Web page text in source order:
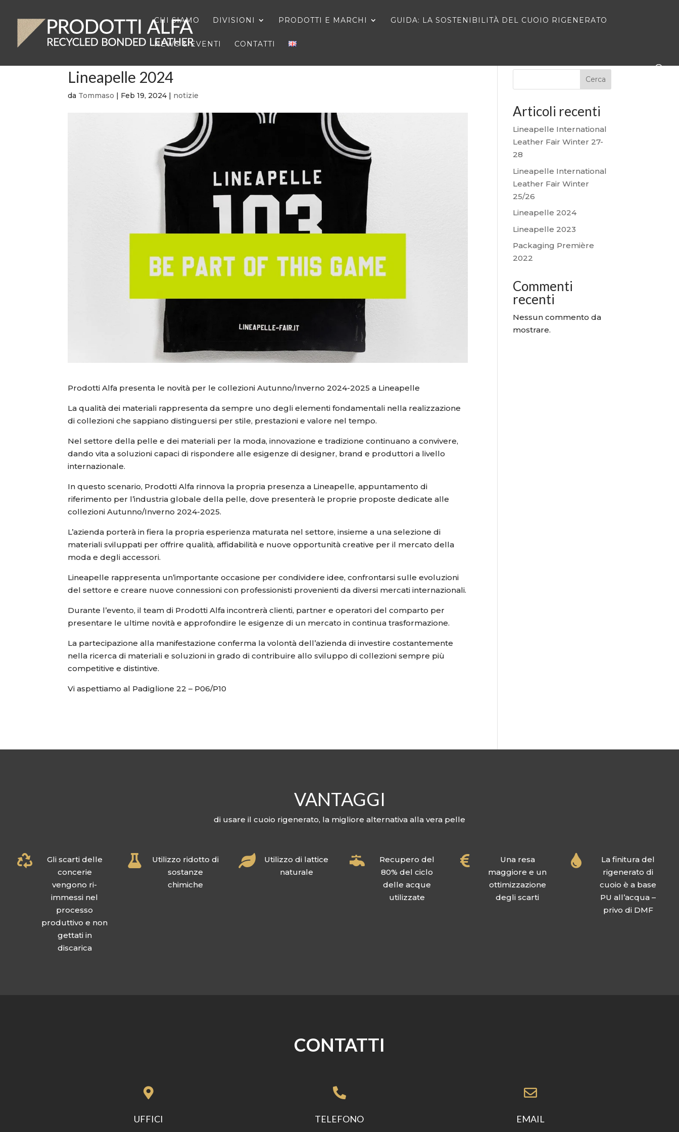
CHI SIAMO DIVISIONI PRODOTTI E MARCHI GUIDA: LA SOSTENIBILITÀ DEL CUOIO RIGENERATO
NEWS & EVENTI CONTATTI
Lineapelle 2024
da Tommaso | Feb 19, 2024 | notizie
Prodotti Alfa presenta le novità per le collezioni Autunno/Inverno 2024-2025 a Lineapelle
La qualità dei materiali rappresenta da sempre uno degli elementi fondamentali nella realizzazione
di collezioni che sappiano distinguersi per stile, prestazioni e valore nel tempo.
Nel settore della pelle e dei materiali per la moda, innovazione e tradizione continuano a convivere,
dando vita a soluzioni capaci di rispondere alle esigenze di designer, brand e produttori a livello
internazionale.
In questo scenario, Prodotti Alfa rinnova la propria presenza a Lineapelle, appuntamento di
riferimento per l’industria globale della pelle, dove presenterà le proprie proposte dedicate alle
collezioni Autunno/Inverno 2024-2025.
L’azienda porterà in fiera la propria esperienza maturata nel settore, insieme a una selezione di
materiali sviluppati per offrire qualità, affidabilità e nuove opportunità creative per il mercato della
moda e degli accessori.
Lineapelle rappresenta un’importante occasione per condividere idee, confrontarsi sulle evoluzioni
del settore e creare nuove connessioni con professionisti provenienti da diversi mercati internazionali.
Durante l’evento, il team di Prodotti Alfa incontrerà clienti, partner e operatori del comparto per
presentare le ultime novità e approfondire le esigenze di un mercato in continua trasformazione.
La partecipazione alla manifestazione conferma la volontà dell’azienda di investire costantemente
nella ricerca di materiali e soluzioni in grado di contribuire allo sviluppo di collezioni sempre più
competitive e distintive.
Vi aspettiamo al Padiglione 22 – P06/P10
Cerca
Articoli recenti
Lineapelle International
Leather Fair Winter 27-
28
Lineapelle International
Leather Fair Winter
25/26
Lineapelle 2024
Lineapelle 2023
Packaging Première
2022
Commenti
recenti
Nessun commento da
mostrare.
VANTAGGI
di usare il cuoio rigenerato, la migliore alternativa alla vera pelle

Gli scarti delle
concerie
vengono ri-
immessi nel
processo
produttivo e non
gettati in
discarica

Utilizzo ridotto di
sostanze
chimiche

Utilizzo di lattice
naturale

Recupero del
80% del ciclo
delle acque
utilizzate

Una resa
maggiore e un
ottimizzazione
degli scarti

La finitura del
rigenerato di
cuoio è a base
PU all’acqua –
privo di DMF
CONTATTI

UFFICI

TELEFONO

EMAIL